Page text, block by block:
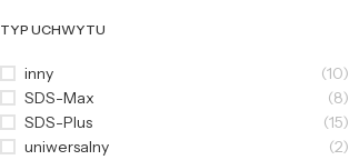
TYP UCHWYTU
inny
(10)
SDS-Max
(8)
SDS-Plus
(15)
uniwersalny
(2)